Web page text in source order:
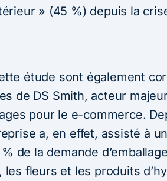
» (45 %) depuis la
étude sont également
de DS Smith, acteur
pour le e-commerce.
a, en effet, assisté à
de la demande
fleurs et les produits